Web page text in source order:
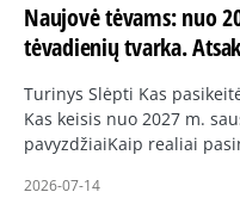
Naujovė tėvams: nuo
tėvadienių tvarka.
Turinys Slėpti Kas
Kas keisis nuo 2027 m.
pavyzdžiaiKaip realiai
2026-07-14